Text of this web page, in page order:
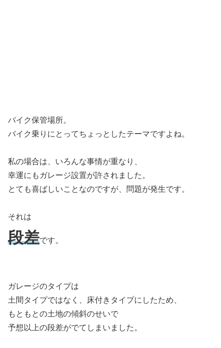
バイク保管場所。
バイク乗りにとってちょっとしたテーマですよね。
私の場合は、いろんな事情が重なり、
幸運にもガレージ設置が許されました。
とても喜ばしいことなのですが、問題が発生です。
それは
段差です。
ガレージのタイプは
土間タイプではなく、床付きタイプにしたため、
もともとの土地の傾斜のせいで
予想以上の段差がでてしまいました。